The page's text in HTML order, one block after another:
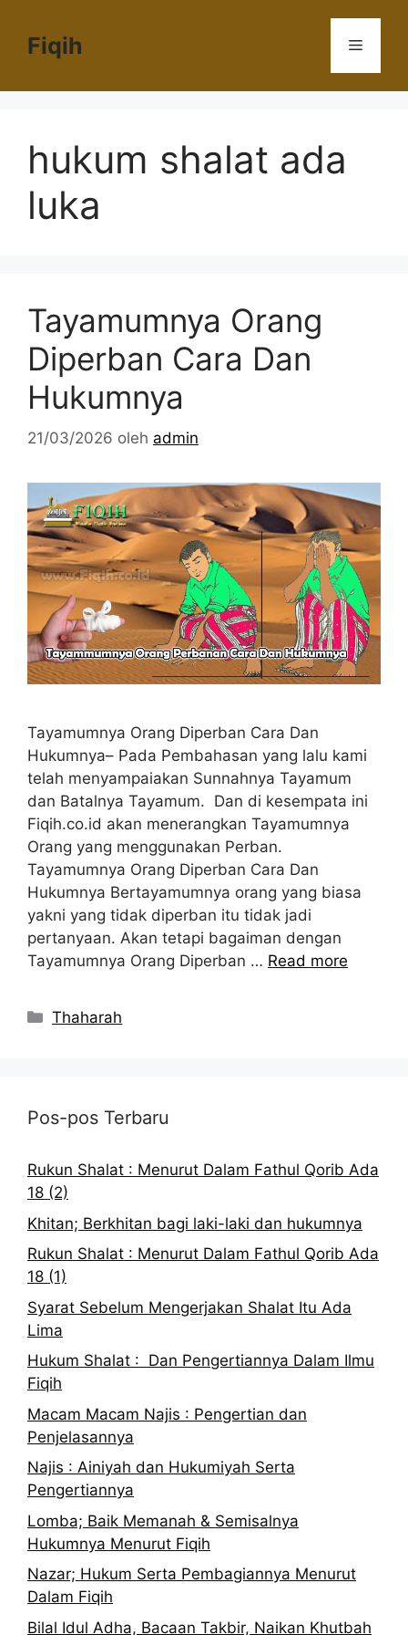
Fiqih Menu
hukum shalat ada
luka
Tayamumnya Orang
Diperban Cara Dan
Hukumnya
21/03/2026 oleh admin
Tayamumnya Orang Diperban Cara Dan
Hukumnya– Pada Pembahasan yang lalu kami
telah menyampaiakan Sunnahnya Tayamum
dan Batalnya Tayamum. Dan di kesempata ini
Fiqih.co.id akan menerangkan Tayamumnya
Orang yang menggunakan Perban.
Tayamumnya Orang Diperban Cara Dan
Hukumnya Bertayamumnya orang yang biasa
yakni yang tidak diperban itu tidak jadi
pertanyaan. Akan tetapi bagaiman dengan
Tayamumnya Orang Diperban … Read more
Kategori
Thaharah
Pos-pos Terbaru
Rukun Shalat : Menurut Dalam Fathul Qorib Ada
18 (2)
Khitan; Berkhitan bagi laki-laki dan hukumnya
Rukun Shalat : Menurut Dalam Fathul Qorib Ada
18 (1)
Syarat Sebelum Mengerjakan Shalat Itu Ada
Lima
Hukum Shalat : Dan Pengertiannya Dalam Ilmu
Fiqih
Macam Macam Najis : Pengertian dan
Penjelasannya
Najis : Ainiyah dan Hukumiyah Serta
Pengertiannya
Lomba; Baik Memanah & Semisalnya
Hukumnya Menurut Fiqih
Nazar; Hukum Serta Pembagiannya Menurut
Dalam Fiqih
Bilal Idul Adha, Bacaan Takbir, Naikan Khutbah